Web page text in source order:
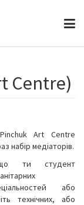
Centre)
Art Centre
набір медіаторів.
ти студент
або
технічних, або